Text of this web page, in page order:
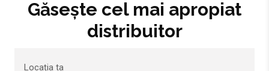
Găsește cel mai apropiat
distribuitor
Locația ta